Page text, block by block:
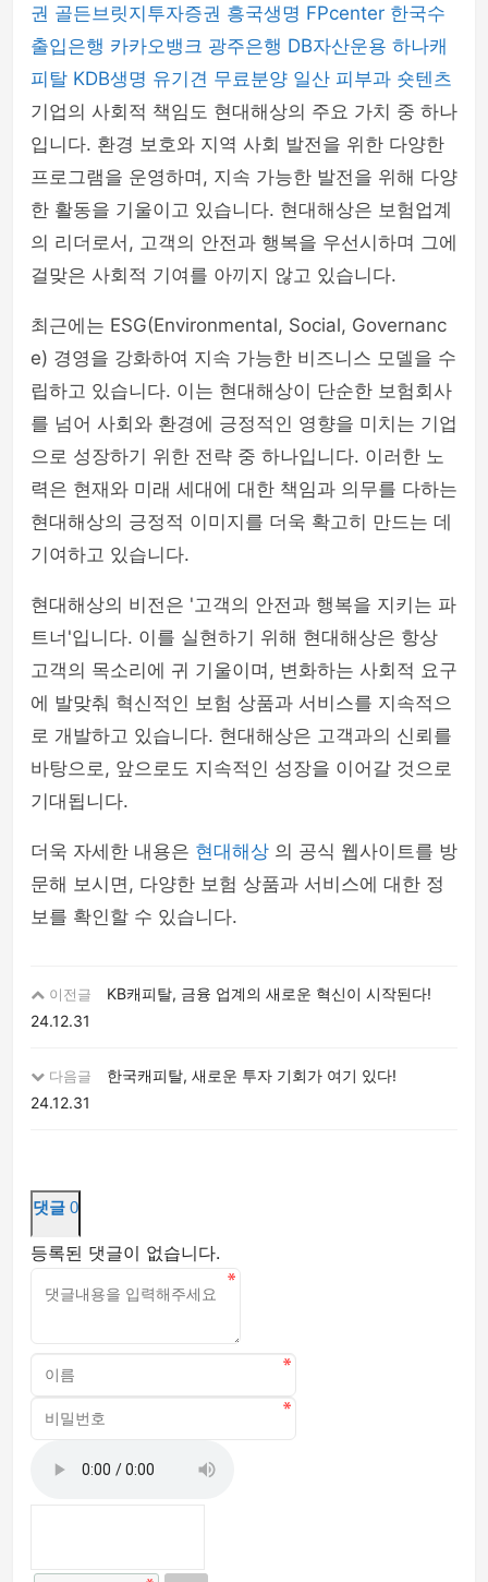
권 골든브릿지투자증권 흥국생명 FPcenter 한국수
출입은행 카카오뱅크 광주은행 DB자산운용 하나캐
피탈 KDB생명 유기견 무료분양 일산 피부과 숏텐츠
기업의 사회적 책임도 현대해상의 주요 가치 중 하나
입니다. 환경 보호와 지역 사회 발전을 위한 다양한
프로그램을 운영하며, 지속 가능한 발전을 위해 다양
한 활동을 기울이고 있습니다. 현대해상은 보험업계
의 리더로서, 고객의 안전과 행복을 우선시하며 그에
걸맞은 사회적 기여를 아끼지 않고 있습니다.
최근에는 ESG(Environmental, Social, Governanc
e) 경영을 강화하여 지속 가능한 비즈니스 모델을 수
립하고 있습니다. 이는 현대해상이 단순한 보험회사
를 넘어 사회와 환경에 긍정적인 영향을 미치는 기업
으로 성장하기 위한 전략 중 하나입니다. 이러한 노
력은 현재와 미래 세대에 대한 책임과 의무를 다하는
현대해상의 긍정적 이미지를 더욱 확고히 만드는 데
기여하고 있습니다.
현대해상의 비전은 '고객의 안전과 행복을 지키는 파
트너'입니다. 이를 실현하기 위해 현대해상은 항상
고객의 목소리에 귀 기울이며, 변화하는 사회적 요구
에 발맞춰 혁신적인 보험 상품과 서비스를 지속적으
로 개발하고 있습니다. 현대해상은 고객과의 신뢰를
바탕으로, 앞으로도 지속적인 성장을 이어갈 것으로
기대됩니다.
더욱 자세한 내용은 현대해상 의 공식 웹사이트를 방
문해 보시면, 다양한 보험 상품과 서비스에 대한 정
보를 확인할 수 있습니다.
이전글
KB캐피탈, 금융 업계의 새로운 혁신이 시작된다!
24.12.31
다음글
한국캐피탈, 새로운 투자 기회가 여기 있다!
24.12.31
댓글 0
등록된 댓글이 없습니다.